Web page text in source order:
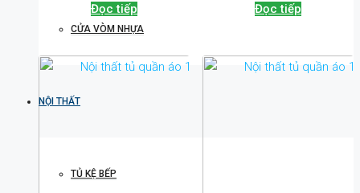
CỬA VÒM NHỰA
NỘI THẤT
TỦ KỆ BẾP
Đọc tiếp Đọc tiếp